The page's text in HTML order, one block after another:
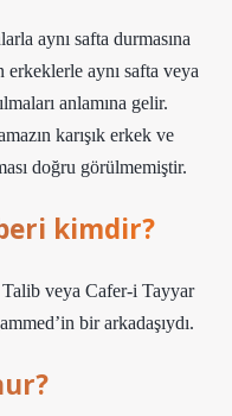
aynı safta durmasına
erkeklerle aynı safta veya
anlamına gelir.
karışık erkek ve
doğru görülmemiştir.
kimdir?
veya Cafer-i Tayyar
bir arkadaşıydı.